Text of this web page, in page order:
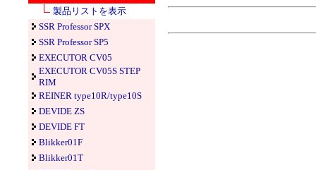
製品リストを表示
SSR Professor SPX
SSR Professor SP5
EXECUTOR CV05
EXECUTOR CV05S STEP
RIM
REINER type10R/type10S
DEVIDE ZS
DEVIDE FT
Blikker01F
Blikker01T